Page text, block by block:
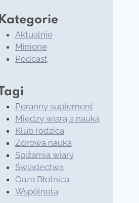
Kategorie
Aktualnie
Minione
Podcast
Tagi
Poranny suplement
Między wiarą a nauką
Klub rodzica
Zdrowa nauka
Spiżarnia wiary
Świadectwa
Oaza Błotnica
Wspólnota